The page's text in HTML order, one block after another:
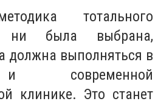
тотального
ни была выбрана,
должна выполняться в
современной
клинике. Это станет